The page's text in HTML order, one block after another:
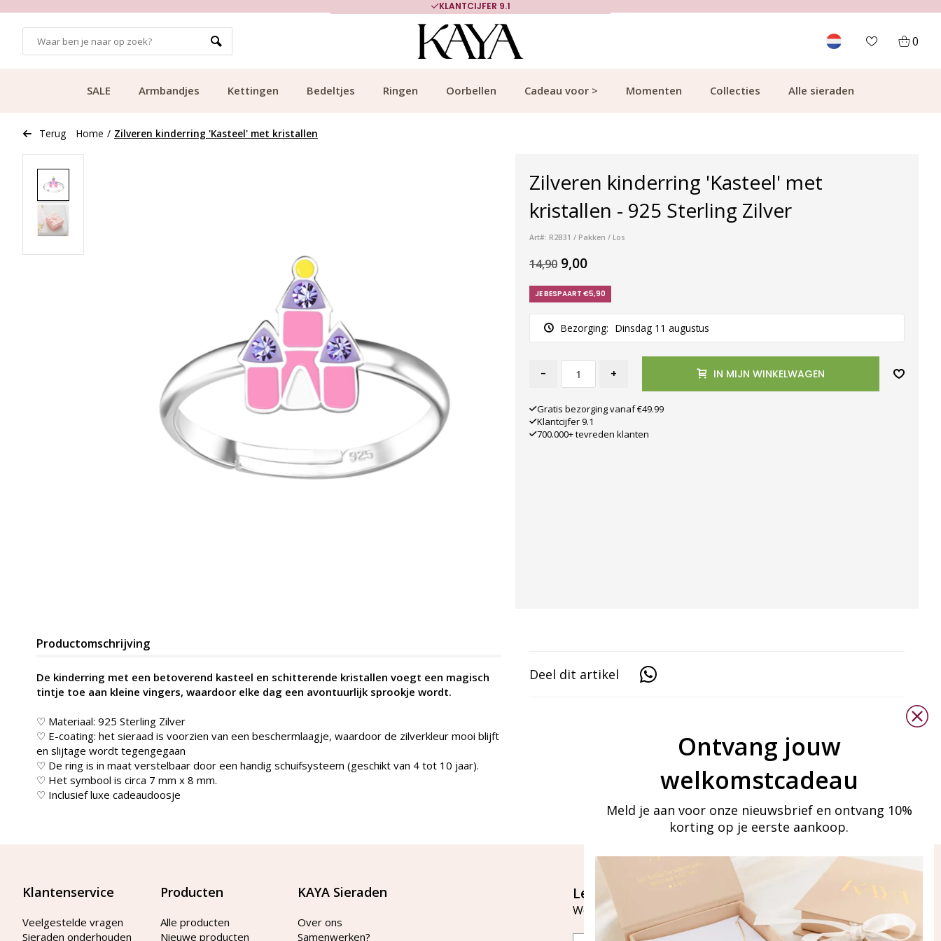
KLANTCIJFER 9.1
0
SALE Armbandjes Kettingen Bedeltjes Ringen Oorbellen Cadeau voor > Momenten Collecties Alle sieraden
Terug Home / Zilveren kinderring 'Kasteel' met kristallen
Zilveren kinderring 'Kasteel' met
kristallen - 925 Sterling Zilver
Art#: R2B31 / Pakken / Los
14,90 9,00
JE BESPAART €5,90
Bezorging: Dinsdag 11 augustus
- + IN MIJN WINKELWAGEN
Gratis bezorging vanaf €49.99
Klantcijfer 9.1
700.000+ tevreden klanten
Productomschrijving
De kinderring met een betoverend kasteel en schitterende kristallen voegt een magisch
tintje toe aan kleine vingers, waardoor elke dag een avontuurlijk sprookje wordt.
♡ Materiaal: 925 Sterling Zilver
♡ E-coating: het sieraad is voorzien van een beschermlaagje, waardoor de zilverkleur mooi blijft
en slijtage wordt tegengegaan
♡ De ring is in maat verstelbaar door een handig schuifsysteem (geschikt van 4 tot 10 jaar).
♡ Het symbool is circa 7 mm x 8 mm.
♡ Inclusief luxe cadeaudoosje
Deel dit artikel
Klantenservice
Veelgestelde vragen
Sieraden onderhouden
Producten
Alle producten
Nieuwe producten
KAYA Sieraden
Over ons
Samenwerken?
Let's stay in touch
Word lid van onze mailinglijst
Ontvang jouw
welkomstcadeau
Meld je aan voor onze nieuwsbrief en ontvang 10%
korting op je eerste aankoop.